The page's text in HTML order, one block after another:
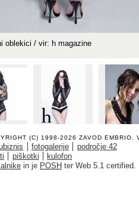
oblekici / vir: h magazine
(C) 1998-2026 ZAVOD EMBRIO .
fotogalerije
področje 42
piškotki
kulofon
in je POSH ter Web 5.1 certified.